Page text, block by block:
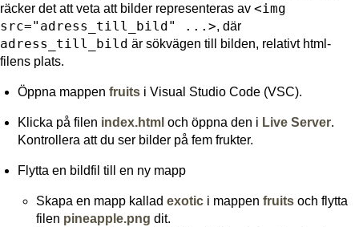
räcker det att veta att bilder representeras av <img
src="adress_till_bild" ...>, där
adress_till_bild är sökvägen till bilden, relativt html-
filens plats.
Öppna mappenfruits i Visual Studio Code (VSC).
Klicka på filen index.html och öppna den i Live Server.
Kontrollera att du ser bilder på fem frukter.
Flytta en bildfil till en ny mapp
Skapa en mapp kallad exotici mappen fruitsoch flytta
filen pineapple.png dit.